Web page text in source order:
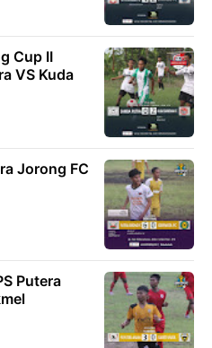
Cup II
VS Kuda
Jorong FC
Putera